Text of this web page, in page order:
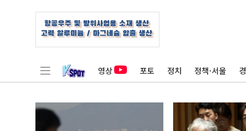
영상 포토 정치 정책·서울